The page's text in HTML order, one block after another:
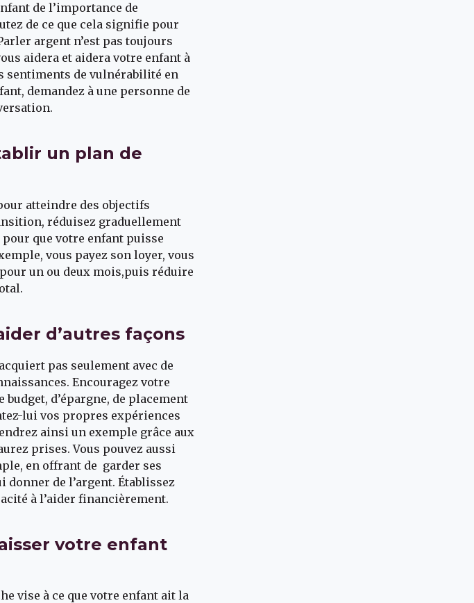
de l’importance de
de ce que cela signifie pour
argent n’est pas toujours
aidera et aidera votre enfant à
sentiments de vulnérabilité en
demandez à une personne de
un plan de
atteindre des objectifs
réduisez graduellement
que votre enfant puisse
vous payez son loyer, vous
un ou deux mois,puis réduire
d’autres façons
pas seulement avec de
Encouragez votre
d’épargne, de placement
lui vos propres expériences
ainsi un exemple grâce aux
prises. Vous pouvez aussi
en offrant de garder ses
donner de l’argent. Établissez
à l’aider financièrement.
votre enfant
vise à ce que votre enfant ait la